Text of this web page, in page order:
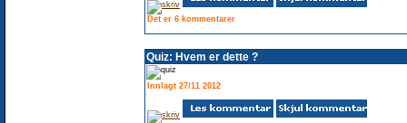
Det er 6 kommentarer
Quiz: Hvem er dette ?
Innlagt 27/11 2012